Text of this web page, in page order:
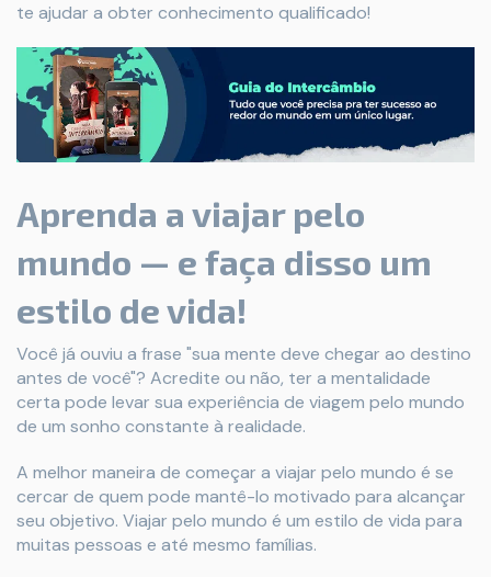
te ajudar a obter conhecimento qualificado!
Aprenda a viajar pelo
mundo — e faça disso um
estilo de vida!
Você já ouviu a frase "sua mente deve chegar ao destino
antes de você"? Acredite ou não, ter a mentalidade
certa pode levar sua experiência de viagem pelo mundo
de um sonho constante à realidade.
A melhor maneira de começar a viajar pelo mundo é se
cercar de quem pode mantê-lo motivado para alcançar
seu objetivo. Viajar pelo mundo é um estilo de vida para
muitas pessoas e até mesmo famílias.